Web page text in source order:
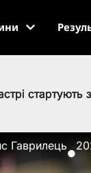
Гаврилець
●